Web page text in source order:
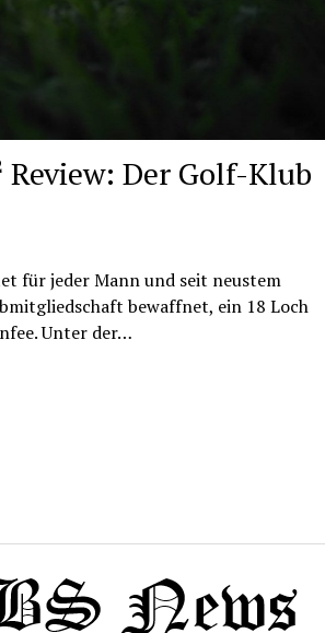
Review: Der Golf-Klub
für jeder Mann und seit neustem
bewaffnet, ein 18 Loch
Unter der…